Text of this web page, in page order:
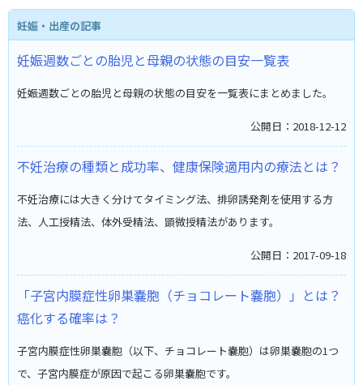
妊娠・出産の記事
妊娠週数ごとの胎児と母親の状態の目安一覧表
妊娠週数ごとの胎児と母親の状態の目安を一覧表にまとめました。
公開日：2018-12-12
不妊治療の種類と成功率、健康保険適用内の療法とは？
不妊治療には大きく分けてタイミング法、排卵誘発剤を使用する方
法、人工授精法、体外受精法、顕微授精法があります。
公開日：2017-09-18
「子宮内膜症性卵巣嚢胞（チョコレート嚢胞）」とは？
癌化する確率は？
子宮内膜症性卵巣嚢胞（以下、チョコレート嚢胞）は卵巣嚢胞の1つ
で、子宮内膜症が原因で起こる卵巣嚢胞です。